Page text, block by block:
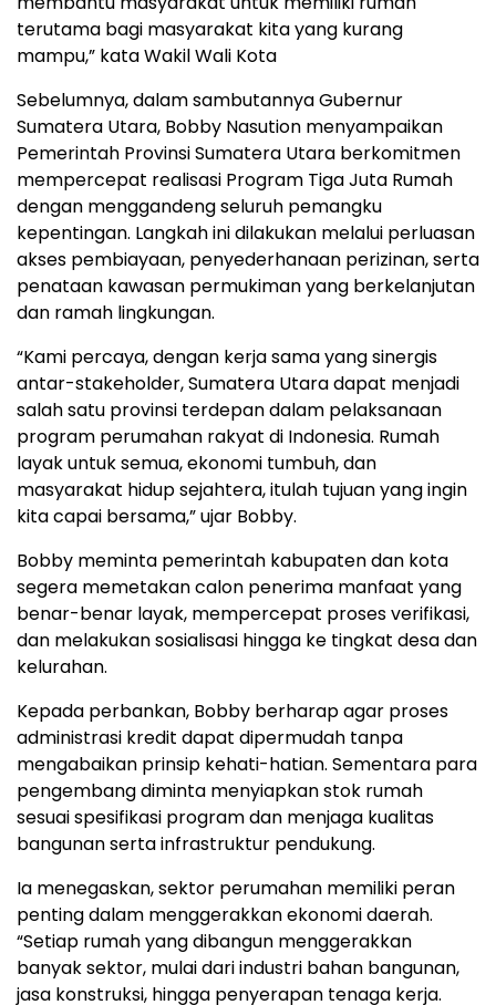
terutama bagi masyarakat kita yang kurang
mampu,” kata Wakil Wali Kota
Sebelumnya, dalam sambutannya Gubernur
Sumatera Utara, Bobby Nasution menyampaikan
Pemerintah Provinsi Sumatera Utara berkomitmen
mempercepat realisasi Program Tiga Juta Rumah
dengan menggandeng seluruh pemangku
kepentingan. Langkah ini dilakukan melalui perluasan
akses pembiayaan, penyederhanaan perizinan, serta
penataan kawasan permukiman yang berkelanjutan
dan ramah lingkungan.
“Kami percaya, dengan kerja sama yang sinergis
antar-stakeholder, Sumatera Utara dapat menjadi
salah satu provinsi terdepan dalam pelaksanaan
program perumahan rakyat di Indonesia. Rumah
layak untuk semua, ekonomi tumbuh, dan
masyarakat hidup sejahtera, itulah tujuan yang ingin
kita capai bersama,” ujar Bobby.
Bobby meminta pemerintah kabupaten dan kota
segera memetakan calon penerima manfaat yang
benar-benar layak, mempercepat proses verifikasi,
dan melakukan sosialisasi hingga ke tingkat desa dan
kelurahan.
Kepada perbankan, Bobby berharap agar proses
administrasi kredit dapat dipermudah tanpa
mengabaikan prinsip kehati-hatian. Sementara para
pengembang diminta menyiapkan stok rumah
sesuai spesifikasi program dan menjaga kualitas
bangunan serta infrastruktur pendukung.
Ia menegaskan, sektor perumahan memiliki peran
penting dalam menggerakkan ekonomi daerah.
“Setiap rumah yang dibangun menggerakkan
banyak sektor, mulai dari industri bahan bangunan,
jasa konstruksi, hingga penyerapan tenaga kerja.